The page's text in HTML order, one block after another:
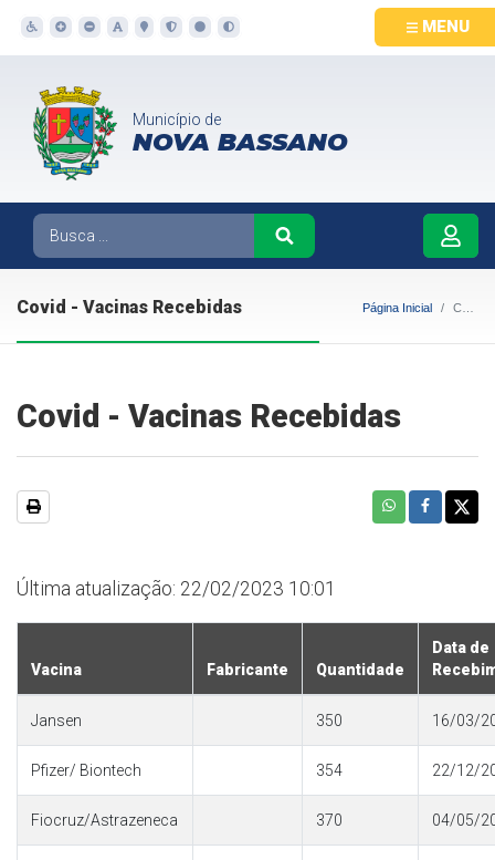
MENU
Município de
NOVA BASSANO
Covid - Vacinas Recebidas Página Inicial Covid - Vacinas Recebidas
Covid - Vacinas Recebidas
Última atualização: 22/02/2023 10:01
Vacina Fabricante Quantidade
Data de
Jansen 350 16/03/
Pfizer/ Biontech 354 22/12/
Fiocruz/Astrazeneca 370 04/05/